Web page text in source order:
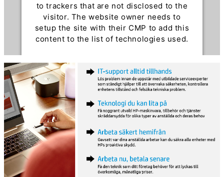
to trackers that are not disclosed to the
visitor. The website owner needs to
setup the site with their CMP to add this
content to the list of technologies used.
Management Platform